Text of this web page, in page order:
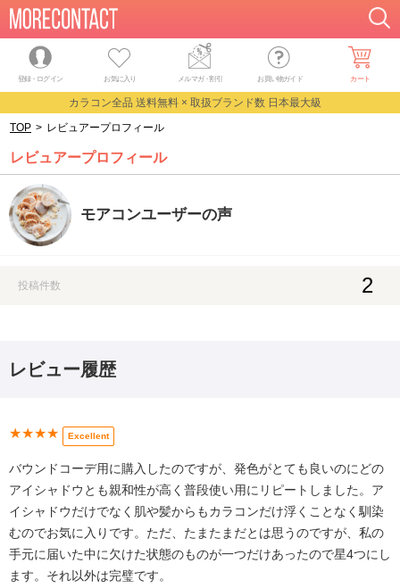
登録・ログイン お気に入り メルマガ・割引 お買い物ガイド カート
カラコン全品 送料無料 × 取扱ブランド数 日本最大級
TOP > レビュアープロフィール
レビュアープロフィール
モアコンユーザーの声
投稿件数 2
レビュー履歴
★★★★ Excellent
バウンドコーデ用に購入したのですが、発色がとても良いのにどの
アイシャドウとも親和性が高く普段使い用にリピートしました。ア
イシャドウだけでなく肌や髪からもカラコンだけ浮くことなく馴染
むのでお気に入りです。ただ、たまたまだとは思うのですが、私の
手元に届いた中に欠けた状態のものが一つだけあったので星4つにし
ます。それ以外は完璧です。